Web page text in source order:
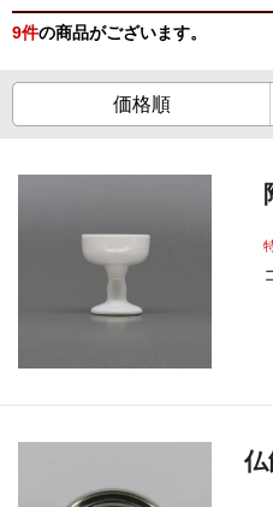
9件の商品がございます。
価格順
仏